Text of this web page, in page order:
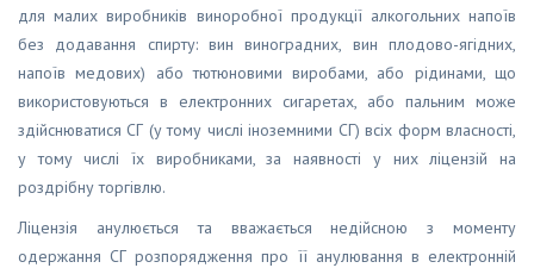
для малих виробників виноробної продукції алкогольних напоїв
без додавання спирту: вин виноградних, вин плодово-ягідних,
напоїв медових) або тютюновими виробами, або рідинами, що
використовуються в електронних сигаретах, або пальним може
здійснюватися СГ (у тому числі іноземними СГ) всіх форм власності,
у тому числі їх виробниками, за наявності у них ліцензій на
роздрібну торгівлю.
Ліцензія анулюється та вважається недійсною з моменту
одержання СГ розпорядження про її анулювання в електронній